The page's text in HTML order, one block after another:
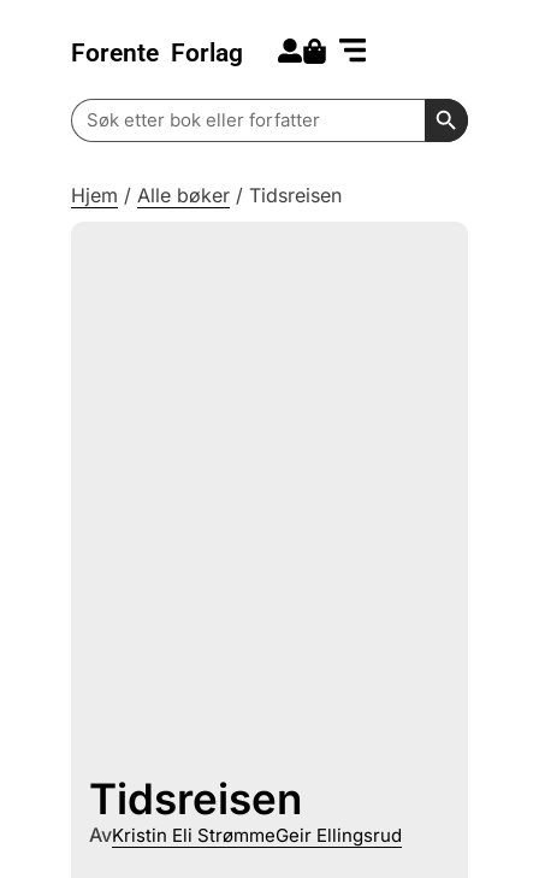
Forente Forlag
Search
for:
Search
Hjem / Alle bøker / Tidsreisen
Tidsreisen
AvKristin Eli StrømmeGeir Ellingsrud